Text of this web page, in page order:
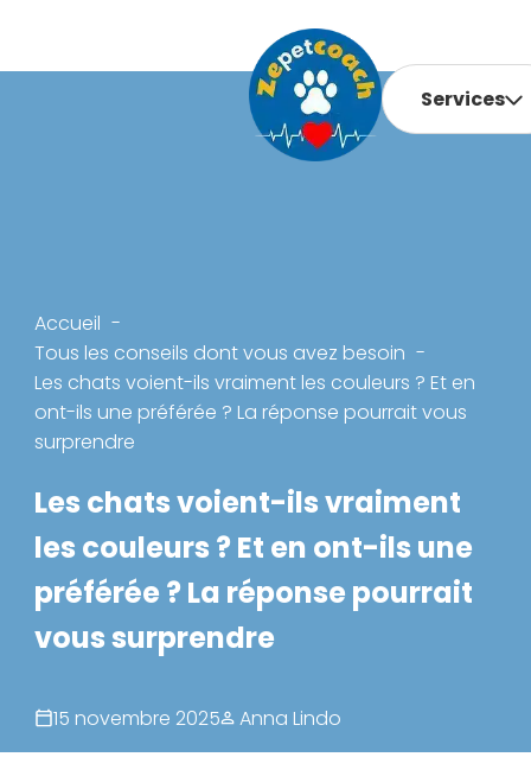
Services
Accueil
Tous les conseils dont vous avez besoin
Les chats voient-ils vraiment les couleurs ? Et en
ont-ils une préférée ? La réponse pourrait vous
surprendre
Les chats voient-ils vraiment
les couleurs ? Et en ont-ils une
préférée ? La réponse pourrait
vous surprendre
15 novembre 2025 Anna Lindo